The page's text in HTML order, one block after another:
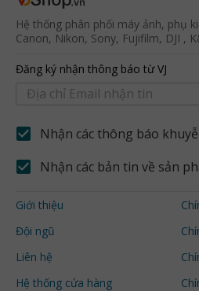
Hệ thống phân phối máy ảnh, phụ
Canon, Nikon, Sony, Fujifilm, DJI ,
Đăng ký nhận thông báo từ VJ
Nhận các thông báo
Nhận các bản tin về sản
Giới thiệu
Đội ngũ
Liên hệ
Hệ thống cửa hàng